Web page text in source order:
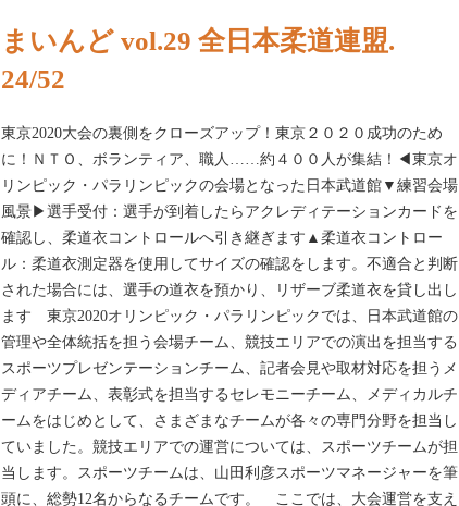
まいんど vol.29 全日本柔道連盟.
24/52
東京2020大会の裏側をクローズアップ！東京２０２０成功のため
に！ＮＴＯ、ボランティア、職人……約４００人が集結！◀東京オ
リンピック・パラリンピックの会場となった日本武道館▼練習会場
風景▶選手受付：選手が到着したらアクレディテーションカードを
確認し、柔道衣コントロールへ引き継ぎます▲柔道衣コントロー
ル：柔道衣測定器を使用してサイズの確認をします。不適合と判断
された場合には、選手の道衣を預かり、リザーブ柔道衣を貸し出し
ます 東京2020オリンピック・パラリンピックでは、日本武道館の
管理や全体統括を担う会場チーム、競技エリアでの演出を担当する
スポーツプレゼンテーションチーム、記者会見や取材対応を担うメ
ディアチーム、表彰式を担当するセレモニーチーム、メディカルチ
ームをはじめとして、さまざまなチームが各々の専門分野を担当し
ていました。競技エリアでの運営については、スポーツチームが担
当します。スポーツチームは、山田利彦スポーツマネージャーを筆
頭に、総勢12名からなるチームです。 ここでは、大会運営を支え